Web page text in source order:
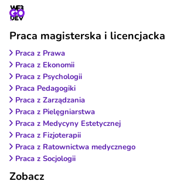
Praca magisterska i licencjacka
Praca z Prawa
Praca z Ekonomii
Praca z Psychologii
Praca Pedagogiki
Praca z Zarządzania
Praca z Pielęgniarstwa
Praca z Medycyny Estetycznej
Praca z Fizjoterapii
Praca z Ratownictwa medycznego
Praca z Socjologii
Zobacz